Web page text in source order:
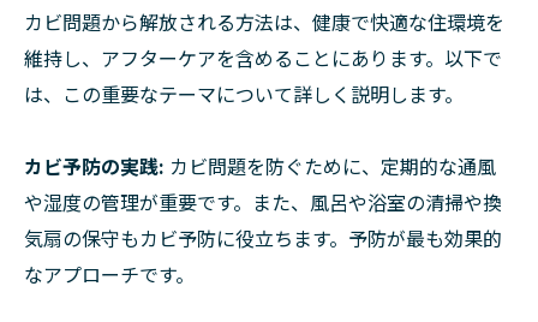
カビ問題から解放される方法は、健康で快適な住環境を
維持し、アフターケアを含めることにあります。以下で
は、この重要なテーマについて詳しく説明します。
カビ予防の実践: カビ問題を防ぐために、定期的な通風
や湿度の管理が重要です。また、風呂や浴室の清掃や換
気扇の保守もカビ予防に役立ちます。予防が最も効果的
なアプローチです。